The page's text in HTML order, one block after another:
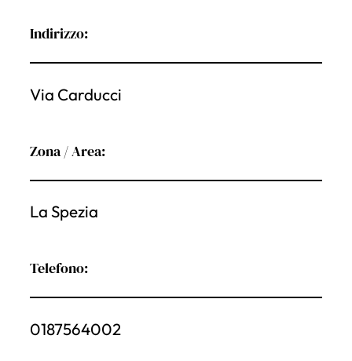
Indirizzo:
Via Carducci
Zona / Area:
La Spezia
Telefono:
0187564002